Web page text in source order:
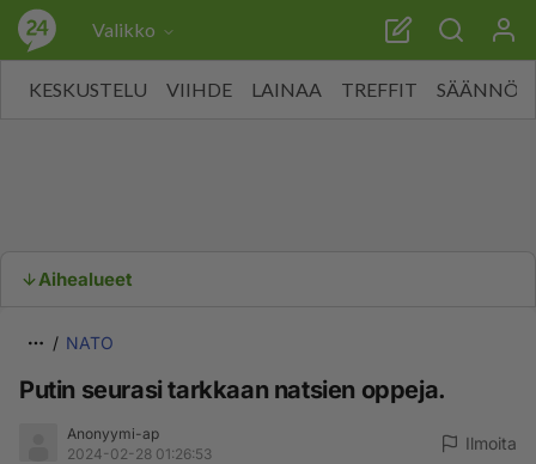
Valikko
KESKUSTELU VIIHDE LAINAA TREFFIT SÄÄNNÖT
Aihealueet
NATO
Putin seurasi tarkkaan natsien oppeja.
Anonyymi-ap
2024-02-28 01:26:53
Ilmoita